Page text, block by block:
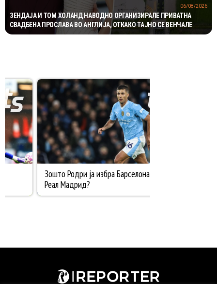
ЗЕНДАЈА И ТОМ ХОЛАНД НАВОДНО ОРГАНИЗИРАЛЕ ПРИВАТНА
СВАДБЕНА ПРОСЛАВА ВО АНГЛИЈА, ОТКАКО ТАЈНО СЕ ВЕНЧАЛЕ
06/08/2026